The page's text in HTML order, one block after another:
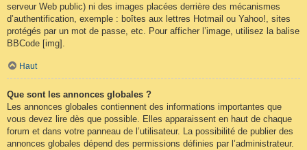
serveur Web public) ni des images placées derrière des mécanismes
d’authentification, exemple : boîtes aux lettres Hotmail ou Yahoo!, sites
protégés par un mot de passe, etc. Pour afficher l’image, utilisez la balise
BBCode [img].
Haut
Que sont les annonces globales ?
Les annonces globales contiennent des informations importantes que
vous devez lire dès que possible. Elles apparaissent en haut de chaque
forum et dans votre panneau de l’utilisateur. La possibilité de publier des
annonces globales dépend des permissions définies par l’administrateur.